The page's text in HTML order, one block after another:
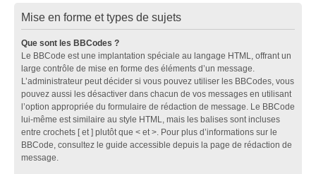
Mise en forme et types de sujets
Que sont les BBCodes ?
Le BBCode est une implantation spéciale au langage HTML, offrant un
large contrôle de mise en forme des éléments d’un message.
L’administrateur peut décider si vous pouvez utiliser les BBCodes, vous
pouvez aussi les désactiver dans chacun de vos messages en utilisant
l’option appropriée du formulaire de rédaction de message. Le BBCode
lui-même est similaire au style HTML, mais les balises sont incluses
entre crochets [ et ] plutôt que < et >. Pour plus d’informations sur le
BBCode, consultez le guide accessible depuis la page de rédaction de
message.